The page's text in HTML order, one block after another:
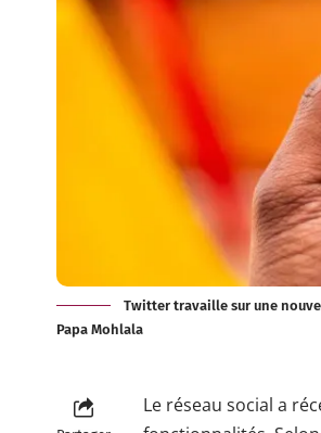
Twitter travaille sur une
Papa Mohlala
Le réseau social a